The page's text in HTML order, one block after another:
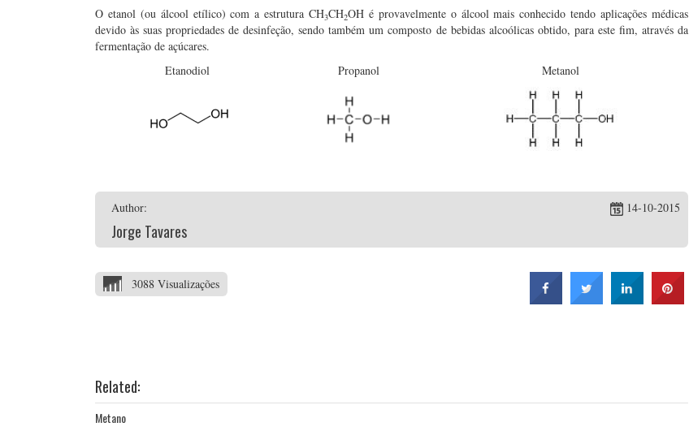
O etanol (ou álcool etílico) com a estrutura CH3CH2OH é provavelmente o álcool mais conhecido tendo aplicações médicas
devido às suas propriedades de desinfeção, sendo também um composto de bebidas alcoólicas obtido, para este fim, através da
fermentação de açúcares.
Etanodiol
Propanol Metanol
Author:
Jorge Tavares
14-10-2015
3088 Visualizações
Related:
Metano